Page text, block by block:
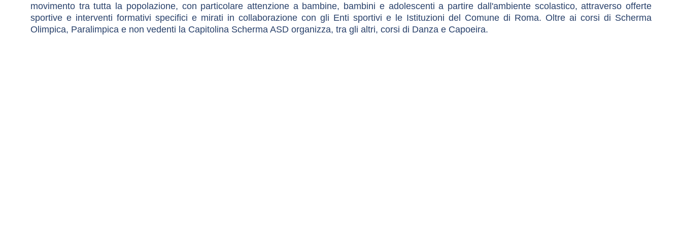
movimento tra tutta la popolazione, con particolare attenzione a bambine, bambini e adolescenti a partire dall'ambiente scolastico, attraverso offerte
sportive e interventi formativi specifici e mirati in collaborazione con gli Enti sportivi e le Istituzioni del Comune di Roma. Oltre ai corsi di Scherma
Olimpica, Paralimpica e non vedenti la Capitolina Scherma ASD organizza, tra gli altri, corsi di Danza e Capoeira.